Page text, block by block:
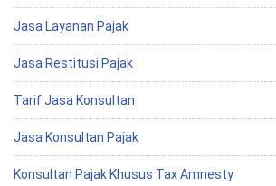
Jasa Layanan Pajak
Jasa Restitusi Pajak
Tarif Jasa Konsultan
Jasa Konsultan Pajak
Konsultan Pajak Khusus Tax Amnesty